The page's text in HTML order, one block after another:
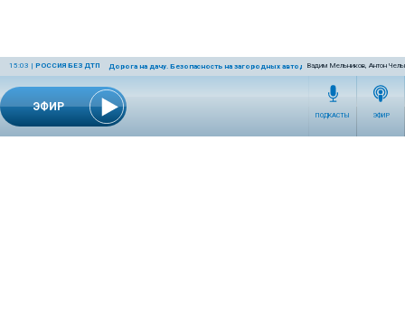
ЭФИР
15:03 | РОССИЯ БЕЗ ДТП Дорога на дачу. Безопасность на загородных автодорогахВадим Мельников, Антон
ПОДКАСТЫ ЭФИР